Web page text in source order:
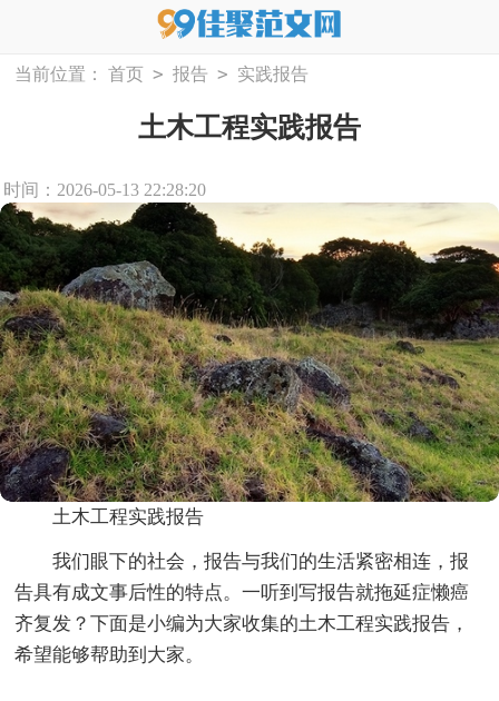
当前位置： 首页 > 报告 > 实践报告
土木工程实践报告
时间：2026-05-13 22:28:20
土木工程实践报告
我们眼下的社会，报告与我们的生活紧密相连，报
告具有成文事后性的特点。一听到写报告就拖延症懒癌
齐复发？下面是小编为大家收集的土木工程实践报告，
希望能够帮助到大家。